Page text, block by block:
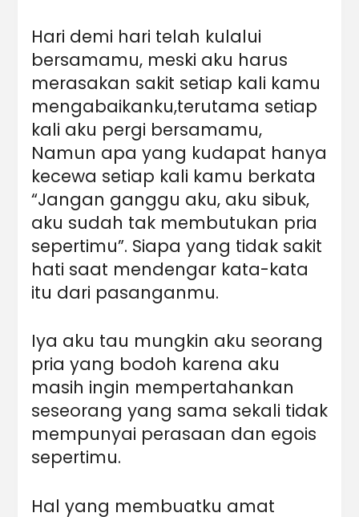
Hari demi hari telah kulalui
bersamamu, meski aku harus
merasakan sakit setiap kali kamu
mengabaikanku,terutama setiap
kali aku pergi bersamamu,
Namun apa yang kudapat hanya
kecewa setiap kali kamu berkata
“Jangan ganggu aku, aku sibuk,
aku sudah tak membutukan pria
sepertimu”. Siapa yang tidak sakit
hati saat mendengar kata-kata
itu dari pasanganmu.
Iya aku tau mungkin aku seorang
pria yang bodoh karena aku
masih ingin mempertahankan
seseorang yang sama sekali tidak
mempunyai perasaan dan egois
sepertimu.
Hal yang membuatku amat